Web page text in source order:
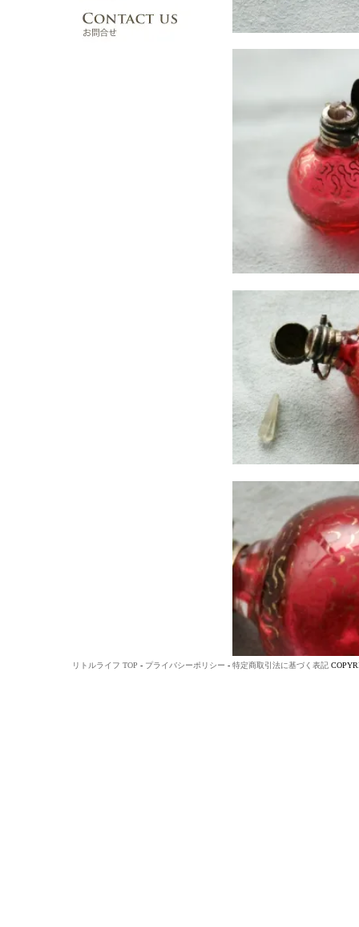
リトルライフ TOP - プライバシーポリシー - 特定商取引法に基づく表記